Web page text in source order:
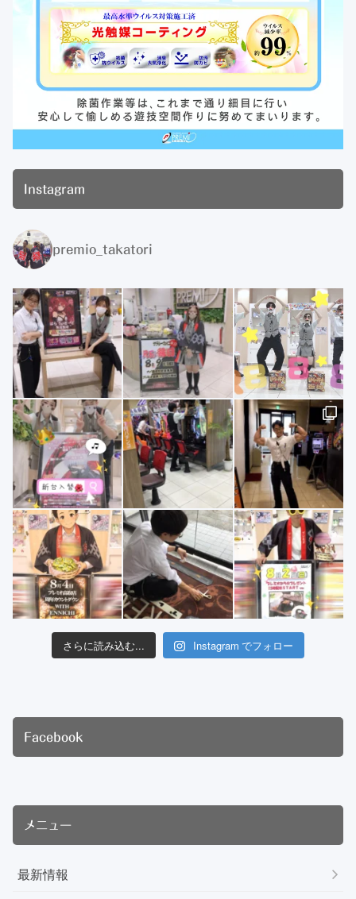
Instagram
premio_takatori
さらに読み込む... Instagram でフォロー
Facebook
メニュー
最新情報